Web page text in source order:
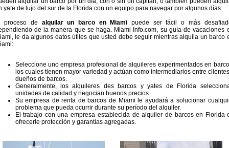
yate de lujo del sur de la Florida con un equipo para navegar por algunos días.
proceso de alquilar un barco en Miami puede ser fácil o más
de la manera que se haga. Miami-Info.com, su guía de vacaciones
le da algunos datos útiles que usted debe seguir mientras alquila un barco
Seleccione uno empresa profesional de alquileres experimentados en
los cuales tienen mayor variedad y actúan como intermediarios entre
dueños de barcos.
Generalmente, los alquileres des barcos y yates de Florida
unidades de calidad y negocian buenos precios.
Su empresa de renta de barcos de Miami le ayudará a solucionar
problema que pueda ocurrir durante su período del alquiler.
El trabajo con una empresa establecida de alquiler de barcos en Florida
ofrecerle protección y garantías agregadas.